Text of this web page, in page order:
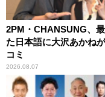
2PM・CHANSUNG、最
た日本語に大沢あかね
コミ
2026.08.07